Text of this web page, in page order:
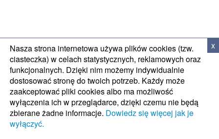
Nasza strona internetowa używa plików cookies (tzw.
ciasteczka) w celach statystycznych, reklamowych oraz
funkcjonalnych. Dzięki nim możemy indywidualnie
dostosować stronę do twoich potrzeb. Każdy może
zaakceptować pliki cookies albo ma możliwość
wyłączenia ich w przeglądarce, dzięki czemu nie będą
zbierane żadne informacje. Dowiedz się więcej jak je
wyłączyć.
x